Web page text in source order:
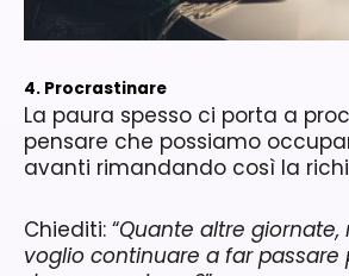
4. Procrastinare
La paura spesso ci porta a
pensare che possiamo
avanti rimandando così la
Chiediti: “Quante altre giornate,
voglio continuare a far passare